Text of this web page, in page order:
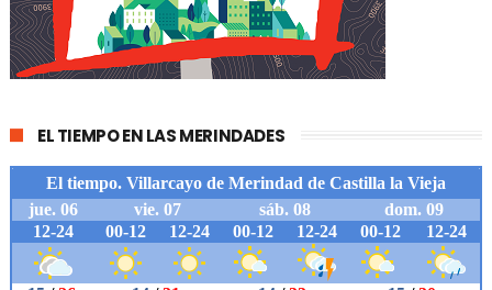
EL TIEMPO EN LAS MERINDADES